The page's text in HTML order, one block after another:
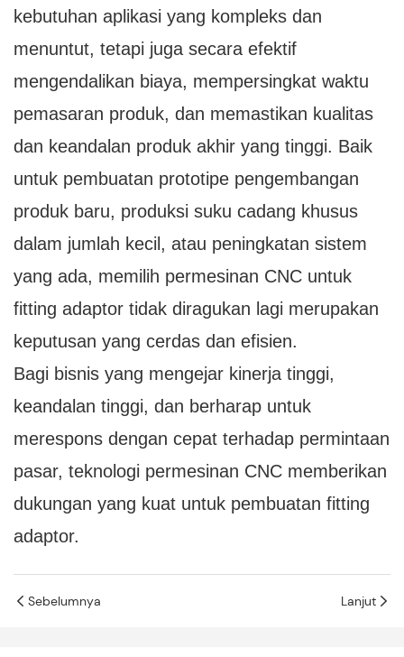
kebutuhan aplikasi yang kompleks dan
menuntut, tetapi juga secara efektif
mengendalikan biaya, mempersingkat waktu
pemasaran produk, dan memastikan kualitas
dan keandalan produk akhir yang tinggi. Baik
untuk pembuatan prototipe pengembangan
produk baru, produksi suku cadang khusus
dalam jumlah kecil, atau peningkatan sistem
yang ada, memilih permesinan CNC untuk
fitting adaptor tidak diragukan lagi merupakan
keputusan yang cerdas dan efisien.
Bagi bisnis yang mengejar kinerja tinggi,
keandalan tinggi, dan berharap untuk
merespons dengan cepat terhadap permintaan
pasar, teknologi permesinan CNC memberikan
dukungan yang kuat untuk pembuatan fitting
adaptor.
Sebelumnya Lanjut